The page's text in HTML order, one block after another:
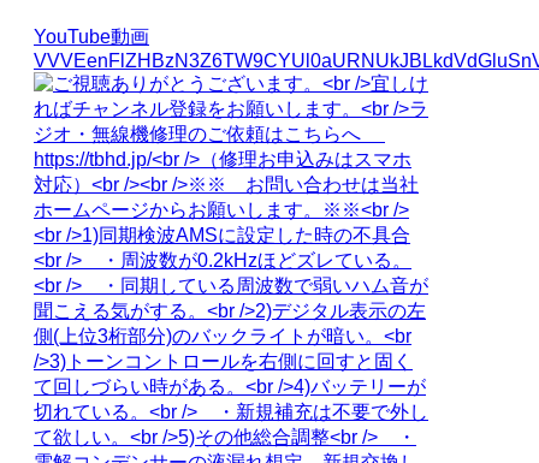
YouTube動画